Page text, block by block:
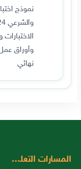
نموذج
والشرعي 2024
وأوراق
نهائي
المسارات التعليمية